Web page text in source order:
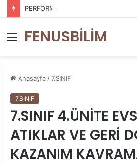
PERFORMANS DEĞERLENDİRME
Menü
FENUSBİLİM
Anasayfa /7.SINIF
7.SINIF
7.SINIF 4.ÜNİTE
ATIKLAR VE GERİ
KAZANIM